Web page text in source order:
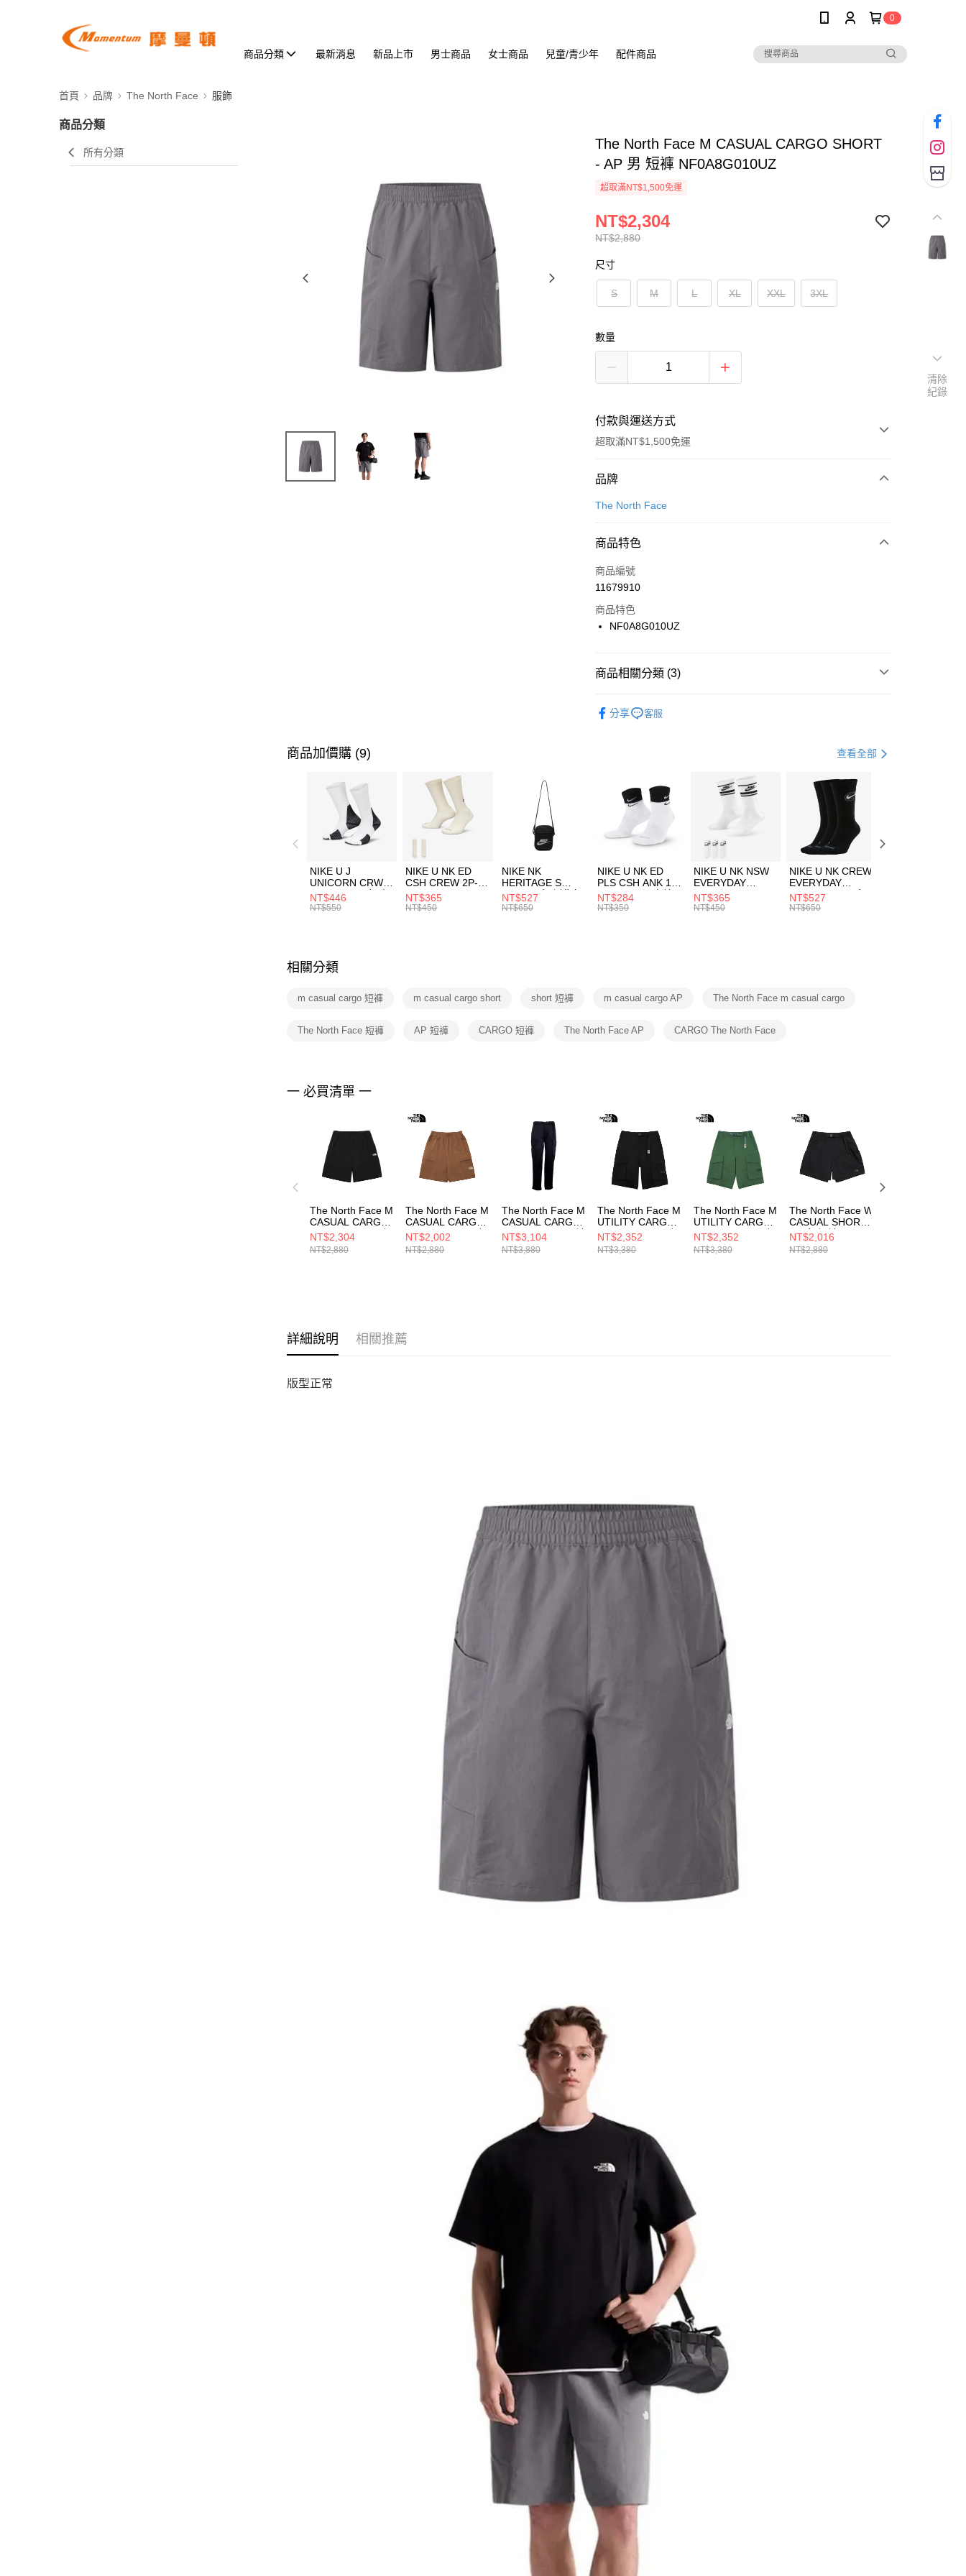
0
商品分類 最新消息 新品上市 男士商品 女士商品 兒童/青少年 配件商品
首頁 品牌 The North Face 服飾
商品分類
所有分類
The North Face M CASUAL CARGO SHORT
- AP 男 短褲 NF0A8G010UZ
超取滿NT$1,500免運
NT$2,880
NT$2,304
尺寸
S M L XL XXL 3XL
數量
付款與運送方式
超取滿NT$1,500免運
付款方式
信用卡一次付款
合作金庫商業銀行
華南商業銀行
上海商業儲蓄銀行
國泰世華商業銀行
聯邦商業銀行
台新國際商業銀行
LINE Pay
Apple Pay
【關於「AFTEE先享後付」】
３．安心：先確認商品／服務後，再付款。
【「AFTEE先享後付」結帳流程】
１．於結帳方式選擇「AFTEE先享後付」後，將跳轉至「AFTEE先享後
付」結帳頁面，進行簡訊認證並確認金額後，即可完成結帳。
２．訂單成立數日內，您將收到繳費通知簡訊。
３．收到繳費通知簡訊後14天內，點擊此簡訊中的連結，可透過四大超商
／ATM／網路銀行／等多元方式進行付款，方視為交易完成。
※ 請注意：結帳手續完成當下不需立刻繳費，但若您需要取消訂單，請聯
絡購買商品的店家。未經商家同意取消之訂單仍視為有效，需透過AFTEE
先享後付繳納相關費用。
交易，需依本服務之必要範圍內提供個人資料，並將交易相關給付款項請
２．關於個人資料處理事宜，請瀏覽以下網址：
結果請求用戶進行身份認證。
５．嚴禁一人註冊多個帳號或使用他人資訊註冊。若發現惡意使用之情
形，恩沛科技股份有限公司將有權停止該用戶之使用額度並採取法律行
動。
每筆NT$100，滿NT$1,500(含以上)免運費
每筆NT$100，滿NT$1,500(含以上)免運費
付款後門市自取
每筆NT$100，滿NT$1,500(含以上)免運費
品牌
The North Face
商品特色
商品編號
11679910
商品特色
NF0A8G010UZ
商品相關分類 (3)
分享 客服
商品加價購 (9) 查看全部
NIKE U J
UNICORN CRW
1PR -160 男女 中
統襪 FZ3393100
NT$446
NT$550
NIKE U NK ED
CSH CREW 2P-
144 EMBRDY 男
女 短統襪
NT$365
NT$450
NIKE NK
HERITAGE S
SMIT 男女 側背包
BA5871010
NT$527
NT$650
NIKE U NK ED
PLS CSH ANK 1P
144 DBL 男 中統
襪 DH4058104
NT$284
NT$350
NIKE U NK NSW
EVERYDAY
ESSENTIAL CR
男女 短統襪
NT$365
NT$450
NIKE U NK CREW
EVERYDAY
BBALL 3PR 男女
長統襪
NT$527
NT$650
相關分類
m casual cargo 短褲 m casual cargo short short 短褲 m casual cargo AP The North Face m casual cargo
The North Face 短褲 AP 短褲 CARGO 短褲 The North Face AP CARGO The North Face
一 必買清單 一
The North Face M
CASUAL CARGO
SHORT - AP 男 短
褲 NF0A8G01JK3
NT$2,304
NT$2,880
The North Face M
CASUAL CARGO
SHORT - AP 男 短
褲 NF0A87UZ6IH
NT$2,002
NT$2,880
The North Face M
CASUAL CARGO
PANT - AP 男 長褲
NF0A8GGCJK3
NT$3,104
NT$3,880
The North Face M
UTILITY CARGO
SHORT - AP 男 短
褲 NF0A8CM5JK3
NT$2,352
NT$3,380
The North Face M
UTILITY CARGO
SHORT - AP 男 短
褲
NF0A8CM5HCH
NT$2,352
NT$3,380
The North Face W
CASUAL SHORT -
AP 女 短褲
NF0A8G02JK3
NT$2,016
NT$2,880
詳細說明 相關推薦
版型正常
清除
紀錄